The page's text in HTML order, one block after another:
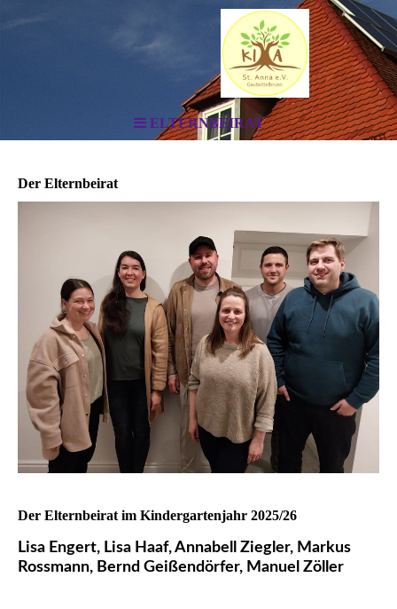
ELTERNBEIRAT
Der Elternbeirat
Der Elternbeirat im Kindergartenjahr 2025/26
Lisa Engert, Lisa Haaf, Annabell Ziegler, Markus
Rossmann, Bernd Geißendörfer, Manuel Zöller